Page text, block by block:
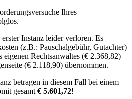
Ihres
Instanz leider verloren. Es
(z.B.: Pauschalgebühr, Gutachter)
Rechtsanwaltes (€ 2.368,82)
(€ 2.118,90) übernommen.
betragen in diesem Fall bei einem
gesamt € 5.601,72!